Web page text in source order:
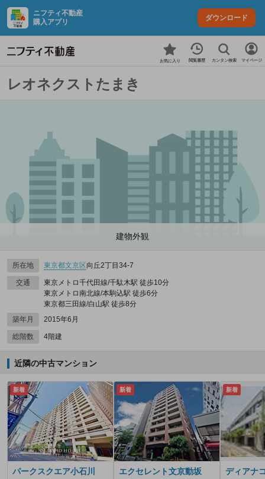
ニフティ不動産
購入アプリ
ダウンロード
お気に入り 閲覧履歴 カンタン検索 マイページ
レオネクストたまき
建物外観
所在地 東京都文京区向丘2丁目34-7
交通
東京メトロ千代田線/千駄木駅 徒歩10分
東京メトロ南北線/本駒込駅 徒歩6分
東京都三田線/白山駅 徒歩8分
築年月
2015年6月
総階数 4階建
近隣の中古マンション
新着
パークスクエア小石川
新着
エクセレント文京動坂
新着
ディアナ